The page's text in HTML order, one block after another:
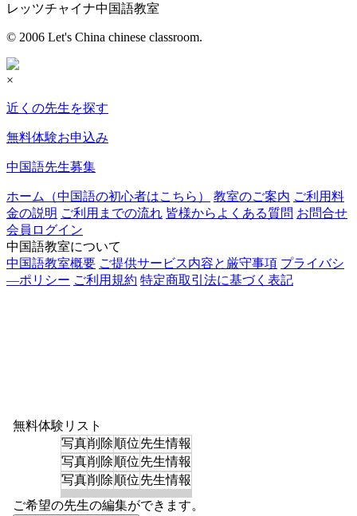
レッツチャイナ中国語教室
© 2006 Let's China chinese classroom.
×
近くの先生を探す
無料体験お申込み
中国語先生募集
ホーム（中国語の初心者はこちら） 教室のご案内 ご利用料
金の説明 ご利用までの流れ 皆様からよくある質問 お問合せ
会員ログイン
中国語教室について
中国語教室概要 ご提供サービス内容と厳守事項 プライバシ
―ポリシー ご利用規約 特定商取引法に基づく表記